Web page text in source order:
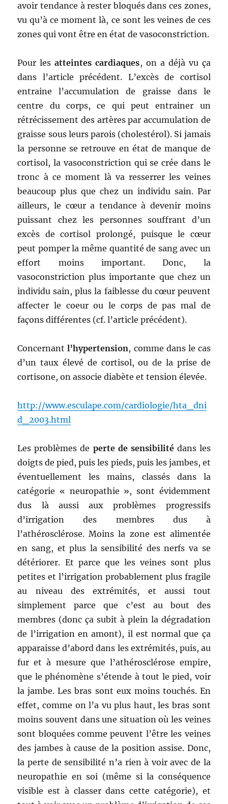
avoir tendance à rester bloqués dans ces zones,
vu qu’à ce moment là, ce sont les veines de ces
zones qui vont être en état de vasoconstriction.
Pour lesatteintes cardiaques, on a déjà vu ça
dans l’article précédent. L’excès de cortisol
entraine l’accumulation de graisse dans le
centre du corps, ce qui peut entrainer un
rétrécissement des artères par accumulation de
graisse sous leurs parois (cholestérol). Si jamais
la personne se retrouve en état de manque de
cortisol, la vasoconstriction qui se crée dans le
tronc à ce moment là va resserrer les veines
beaucoup plus que chez un individu sain. Par
ailleurs, le cœur a tendance à devenir moins
puissant chez les personnes souffrant d’un
excès de cortisol prolongé, puisque le cœur
peut pomper la même quantité de sang avec un
effort moins important. Donc, la
vasoconstriction plus importante que chez un
individu sain, plus la faiblesse du cœur peuvent
affecter le coeur ou le corps de pas mal de
façons différentes (cf. l’article précédent).
Concernantl’hypertension, comme dans le cas
d’un taux élevé de cortisol, ou de la prise de
cortisone, on associe diabète et tension élevée.
http://www.esculape.com/cardiologie/hta_dni
d_2003.html
Les problèmes de perte de sensibilitédans les
doigts de pied, puis les pieds, puis les jambes, et
éventuellement les mains, classés dans la
catégorie « neuropathie », sont évidemment
dus là aussi aux problèmes progressifs
d’irrigation des membres dus à
l’athérosclérose. Moins la zone est alimentée
en sang, et plus la sensibilité des nerfs va se
détériorer. Et parce que les veines sont plus
petites et l’irrigation probablement plus fragile
au niveau des extrémités, et aussi tout
simplement parce que c’est au bout des
membres (donc ça subit à plein la dégradation
de l’irrigation en amont), il est normal que ça
apparaisse d’abord dans les extrémités, puis, au
fur et à mesure que l’athérosclérose empire,
que le phénomène s’étende à tout le pied, voir
la jambe. Les bras sont eux moins touchés. En
effet, comme on l’a vu plus haut, les bras sont
moins souvent dans une situation où les veines
sont bloquées comme peuvent l’être les veines
des jambes à cause de la position assise. Donc,
la perte de sensibilité n’a rien à voir avec de la
neuropathie en soi (même si la conséquence
visible est à classer dans cette catégorie), et